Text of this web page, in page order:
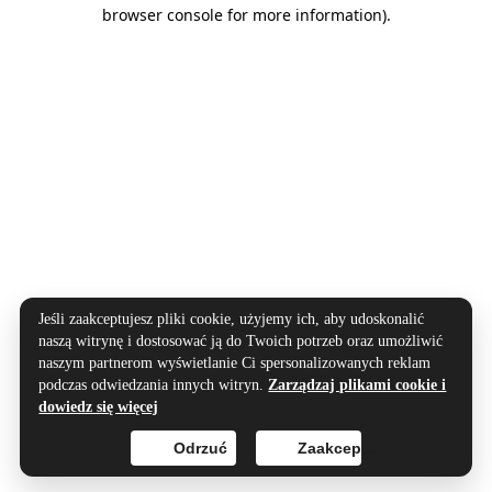
browser console for more information).
Jeśli zaakceptujesz pliki cookie, użyjemy ich, aby udoskonalić
naszą witrynę i dostosować ją do Twoich potrzeb oraz umożliwić
naszym partnerom wyświetlanie Ci spersonalizowanych reklam
podczas odwiedzania innych witryn.Zarządzaj plikami cookie i
dowiedz się więcej
Zaakceptuj
Odrzuć